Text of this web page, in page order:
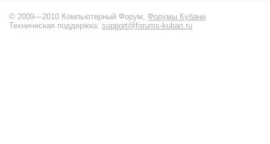
© 2009—2010 Компьютерный Форум, Форумы Кубани
Техническая поддержка: support@forums-kuban.ru